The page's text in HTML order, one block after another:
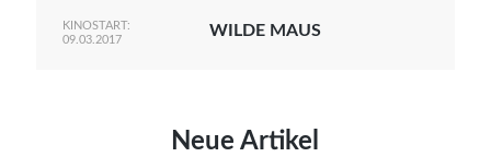
KINOSTART:
09.03.2017
WILDE MAUS
Neue Artikel